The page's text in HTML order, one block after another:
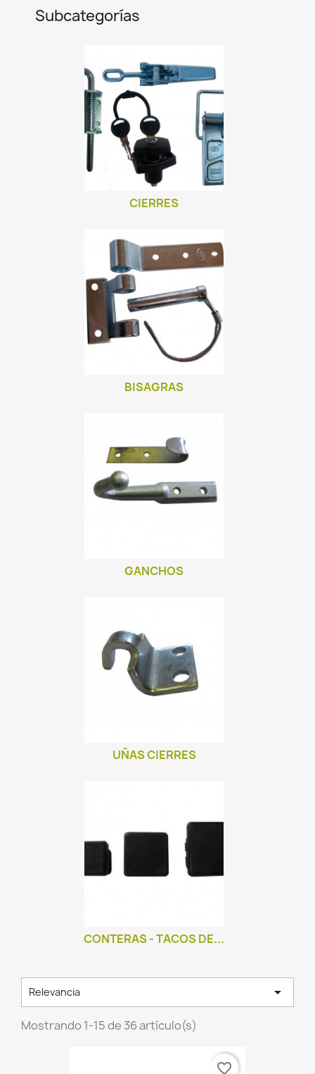
Subcategorías
CIERRES
BISAGRAS
GANCHOS
UÑAS CIERRES
CONTERAS - TACOS DE...
Relevancia 
Mostrando 1-15 de 36 artículo(s)
favorite_border